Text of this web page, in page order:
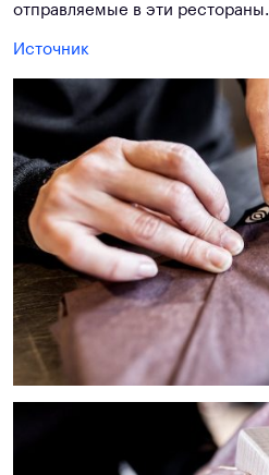
отправляемые в эти рестораны.
Источник